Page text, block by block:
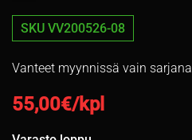
SKU VV200526-08
Vanteet myynnissä vain sarjana
55,00€/kpl